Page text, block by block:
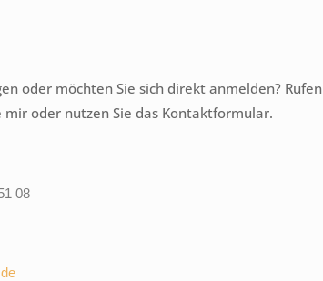
oder möchten Sie sich direkt anmelden? Rufen
mir oder nutzen Sie das Kontaktformular.
08